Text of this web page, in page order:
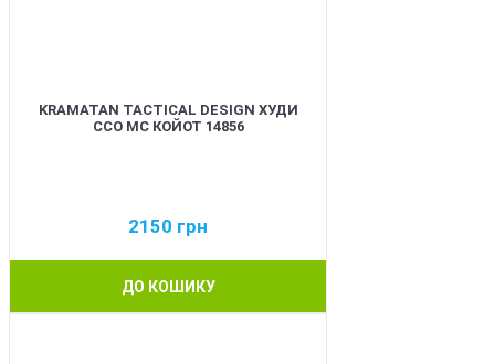
KRAMATAN TACTICAL DESIGN ХУДИ
ССО МС КОЙОТ 14856
2150 грн
ДО КОШИКУ